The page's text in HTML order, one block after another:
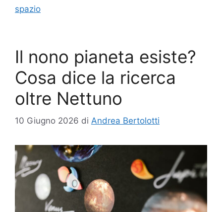
spazio
Il nono pianeta esiste?
Cosa dice la ricerca
oltre Nettuno
10 Giugno 2026 di Andrea Bertolotti